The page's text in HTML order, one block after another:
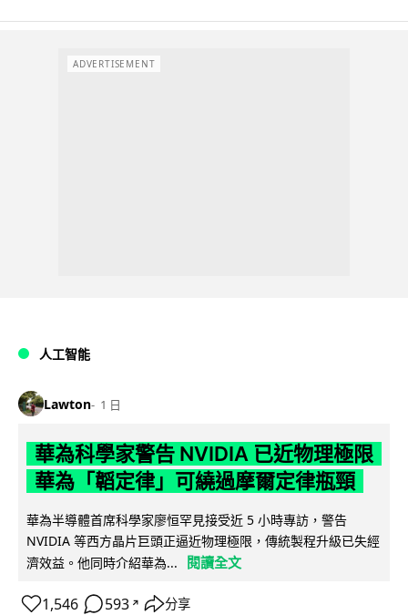
ADVERTISEMENT
人工智能
Lawton 1 日
華為科學家警告 NVIDIA 已近物理極限
華為「韜定律」可繞過摩爾定律瓶頸
華為半導體首席科學家廖恒罕見接受近 5 小時專訪，警告
NVIDIA 等西方晶片巨頭正逼近物理極限，傳統製程升級已失經
濟效益。他同時介紹華為...
閱讀全文
1,546 593 ↗ 分享